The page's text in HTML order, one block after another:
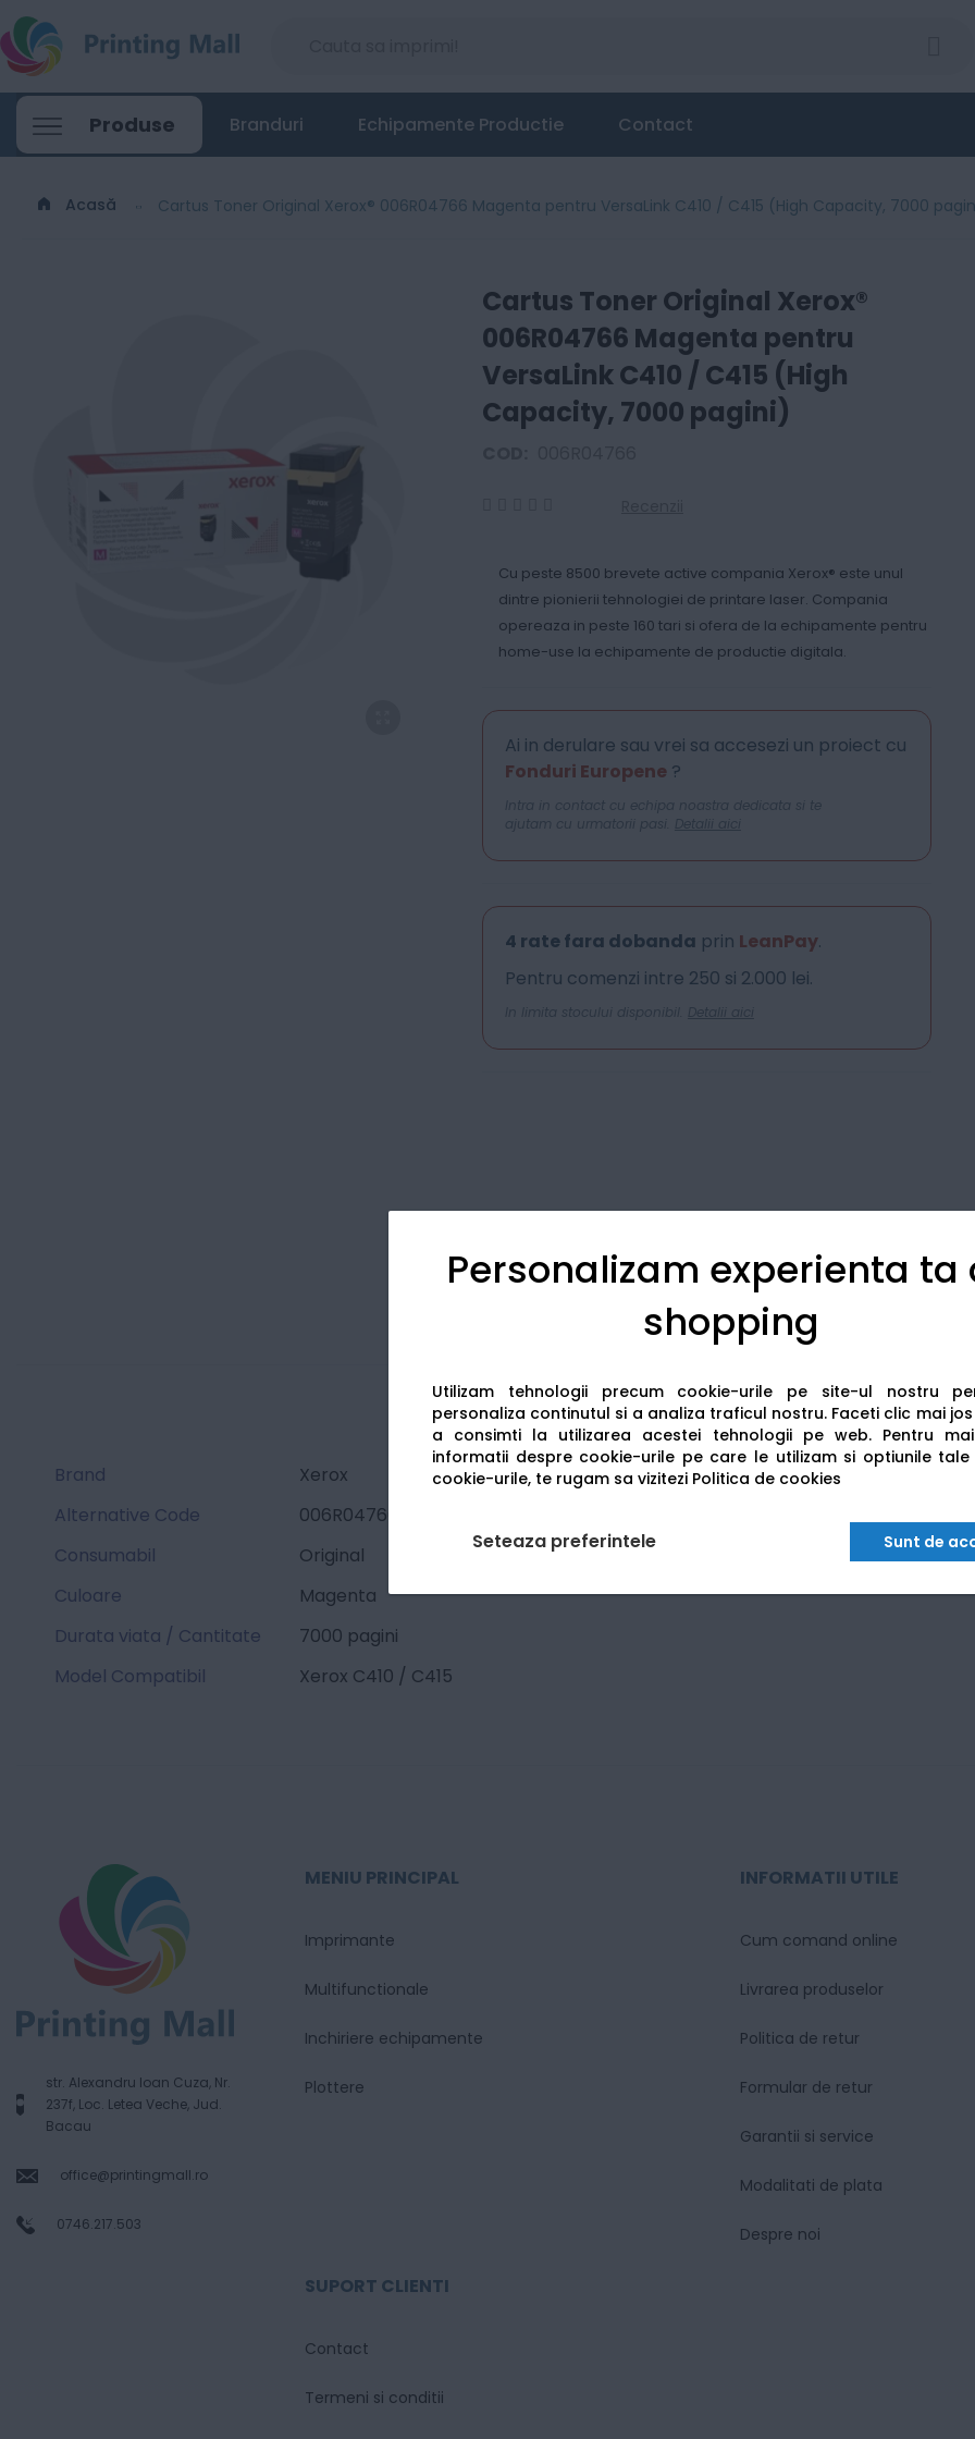
Personalizam experienta ta
shopping
Utilizam tehnologii precum cookie-urile pe site-ul nostru
personaliza continutul si a analiza traficul nostru. Faceti clic mai
a consimti la utilizarea acestei tehnologii pe web. Pentru
informatii despre cookie-urile pe care le utilizam si optiunile tale
cookie-urile, te rugam sa vizitezi Politica de cookies
Seteaza preferintele Sunt de
Produse Branduri Echipamente Productie Contact
Acasă Cartus Toner Original Xerox® 006R04766 Magenta pentru VersaLink C410 / C415 (High Capacity, 7000
Cartus Toner Original Xerox®
006R04766 Magenta pentru
VersaLink C410 / C415 (High
Capacity, 7000 pagini)
Cu peste 8500 brevete active compania Xerox® este unul
dintre pionierii tehnologiei de printare laser. Compania
opereaza in peste 160 tari si ofera de la echipamente pentru
home-use la echipamente de productie digitala.
Ai in derulare sau vrei sa accesezi un proiect cu
Fonduri Europene?
Intra in contact cu echipa noastra dedicata si te
ajutam cu urmatorii pasi. Detalii aici
4 rate fara dobanda prin LeanPay.
Pentru comenzi intre 250 si 2.000 lei.
In limita stocului disponibil. Detalii aici
Cartus Toner Original Xerox® 006R04766 Magenta pentru VersaLink C410 / C415 (High
839 99Lei
Detalii tehnice
Brand
Xerox
Alternative Code
006R04766
Consumabil
Original
Culoare
Magenta
Durata viata / Cantitate
7000 pagini
Model Compatibil
Xerox C410 / C415
Recenzii
str. Alexandru Ioan Cuza, Nr.
237f, Loc. Letea Veche, Jud.
Bacau
office@printingmall.ro
0746.217.503
MENIU PRINCIPAL
Imprimante
Multifunctionale
Inchiriere echipamente
Plottere
INFORMATII UTILE
Cum comand online
Livrarea produselor
Politica de retur
Formular de retur
Garantii si service
Modalitati de plata
Despre noi
SUPORT CLIENTI
Contact
Termeni si conditii